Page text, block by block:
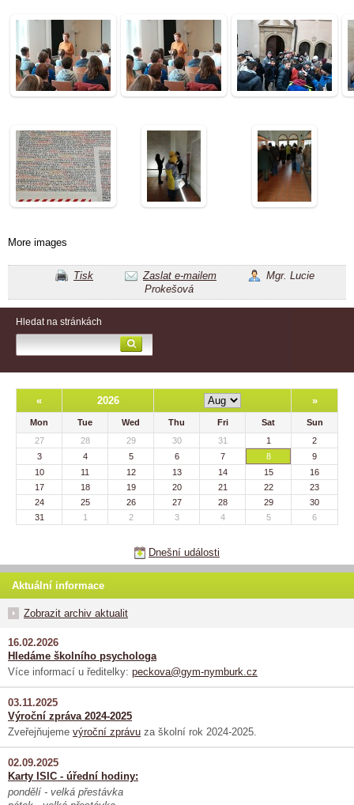
More images
Tisk Zaslat e-mailem
Mgr. Lucie
Prokešová
Hledat na stránkách
« 2026 »
Mon Tue Wed Thu Fri Sat
Sun
27
28 29 30 31 1
2
3
4 5 6 7 8
9
10
11 12 13 14 15
16
17
18 19 20 21 22
23
24
25 26 27 28 29
30
31
1 2 3 4 5 6
Dnešní události
Aktuální informace
Zobrazit archiv aktualit
16.02.2026
Hledáme školního psychologa
Více informací u ředitelky: peckova@gym-nymburk.cz
03.11.2025
Výroční zpráva 2024-2025
Zveřejňujeme výroční zprávu za školní rok 2024-2025.
02.09.2025
Karty ISIC - úřední hodiny:
pondělí - velká přestávka